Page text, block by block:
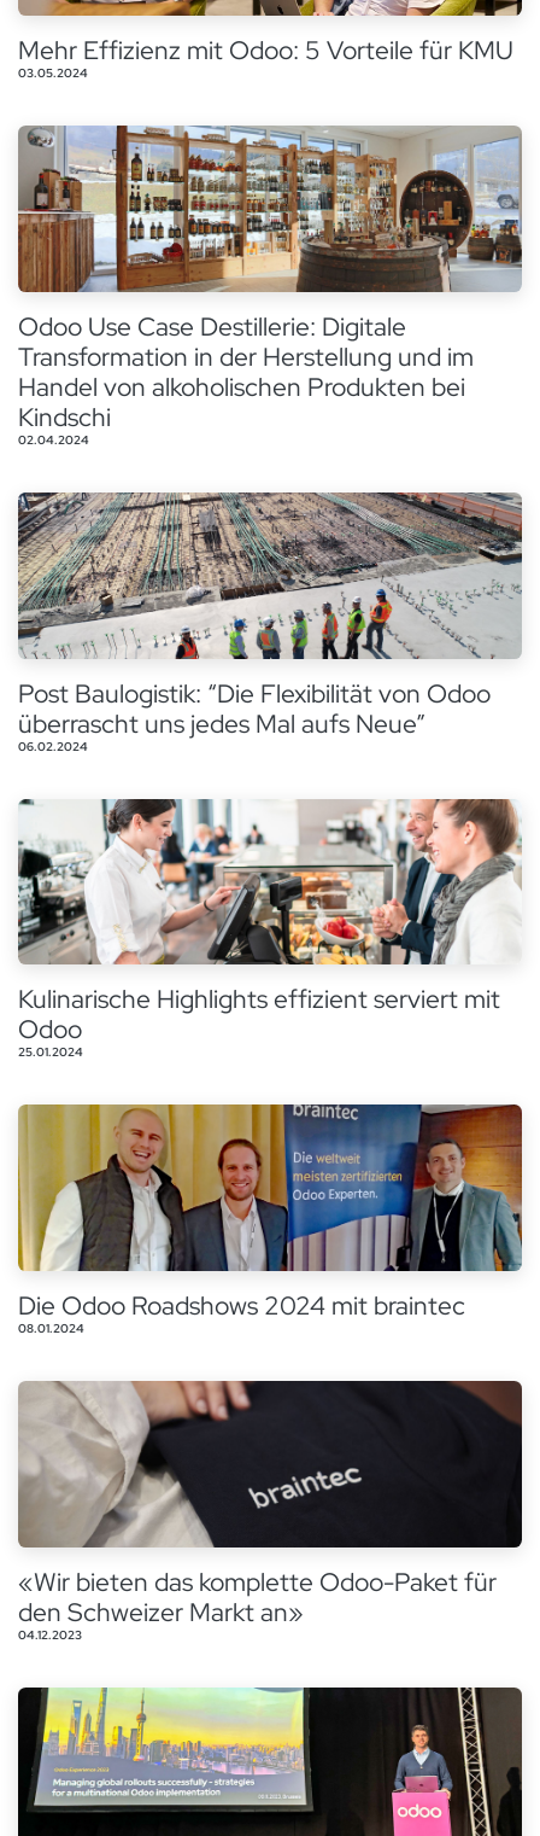
Mehr Effizienz mit Odoo: 5 Vorteile für KMU
03.05.2024
Odoo Use Case Destillerie: Digitale
Transformation in der Herstellung und im
Handel von alkoholischen Produkten bei
Kindschi
02.04.2024
Post Baulogistik: “Die Flexibilität von Odoo
überrascht uns jedes Mal aufs Neue”
06.02.2024
Kulinarische Highlights effizient serviert mit
Odoo
25.01.2024
Die Odoo Roadshows 2024 mit braintec
08.01.2024
«Wir bieten das komplette Odoo-Paket für
den Schweizer Markt an»
04.12.2023